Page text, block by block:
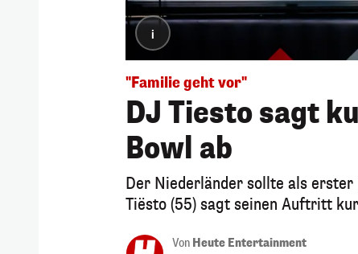
i
"Familie geht vor"
DJ Tiesto sagt
Bowl ab
Der Niederländer sollte als
Tiësto (55) sagt seinen Auftritt
Von Heute Entertainment